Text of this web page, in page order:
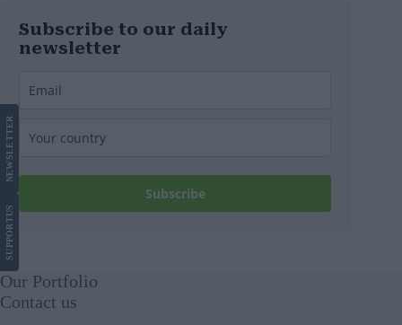
Subscribe to our daily
newsletter
Subscribe
SUPPORT
US
NEWS
LETTER
Our Portfolio
Contact us